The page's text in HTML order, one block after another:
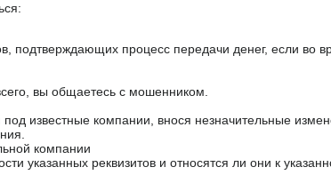
подтверждающих процесс передачи денег, если во
вы общаетесь с мошенником.
известные компании, внося незначительные
компании
указанных реквизитов и относятся ли они к